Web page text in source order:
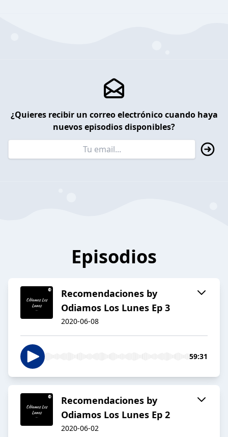
¿Quieres recibir un correo electrónico cuando haya
nuevos episodios disponibles?
Episodios
Recomendaciones by
Odiamos Los Lunes Ep 3
2020-06-08
59:31
Recomendaciones by
Odiamos Los Lunes Ep 2
2020-06-02